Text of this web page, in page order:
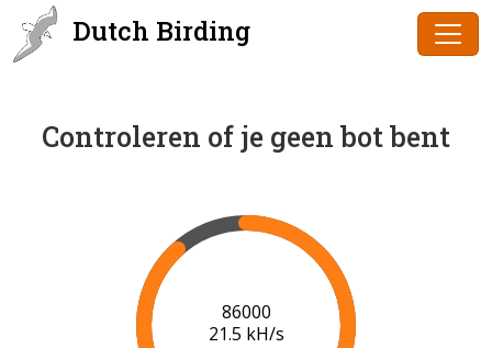
Dutch Birding
Controleren of je geen bot bent
88000
21.7 kH/s